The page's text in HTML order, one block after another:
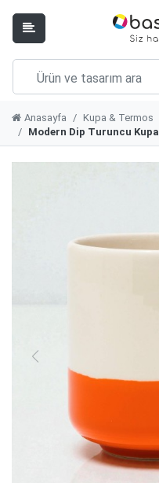
Anasayfa Kupa & Termos
Modern Dip Turuncu Kupa